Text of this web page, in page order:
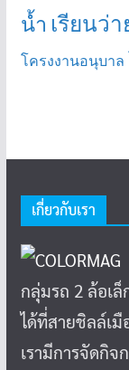
น้ำ เรียนว่
โครงงานอนุบาล
เกี่ยวกับเรา
กลุ่มรถ 2 ล้อเ
ได้ที่สายชิลล์เ
เรามีการจัดกิ